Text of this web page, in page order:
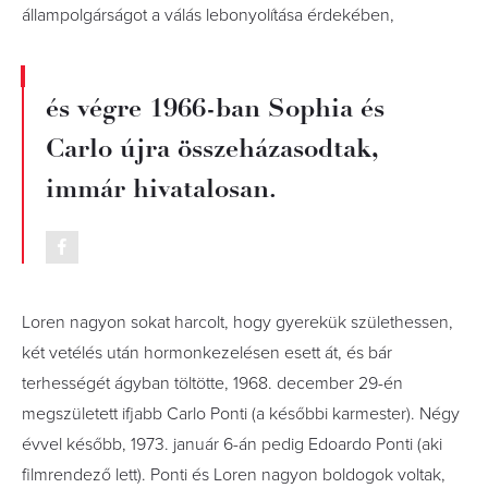
állampolgárságot a válás lebonyolítása érdekében,
és végre 1966-ban Sophia és
Carlo újra összeházasodtak,
immár hivatalosan.
Loren nagyon sokat harcolt, hogy gyerekük születhessen,
két vetélés után hormonkezelésen esett át, és bár
terhességét ágyban töltötte, 1968. december 29-én
megszületett ifjabb Carlo Ponti (a későbbi karmester). Négy
évvel később, 1973. január 6-án pedig Edoardo Ponti (aki
filmrendező lett). Ponti és Loren nagyon boldogok voltak,